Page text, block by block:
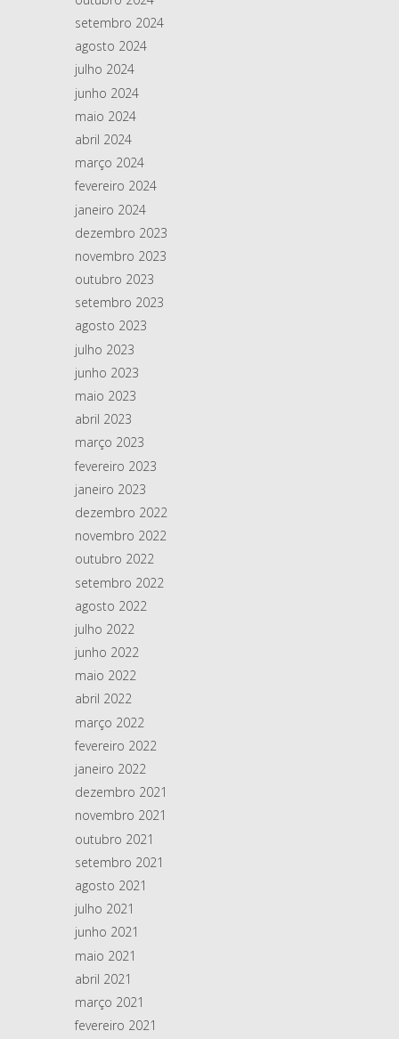
setembro 2024
agosto 2024
julho 2024
junho 2024
maio 2024
abril 2024
março 2024
fevereiro 2024
janeiro 2024
dezembro 2023
novembro 2023
outubro 2023
setembro 2023
agosto 2023
julho 2023
junho 2023
maio 2023
abril 2023
março 2023
fevereiro 2023
janeiro 2023
dezembro 2022
novembro 2022
outubro 2022
setembro 2022
agosto 2022
julho 2022
junho 2022
maio 2022
abril 2022
março 2022
fevereiro 2022
janeiro 2022
dezembro 2021
novembro 2021
outubro 2021
setembro 2021
agosto 2021
julho 2021
junho 2021
maio 2021
abril 2021
março 2021
fevereiro 2021